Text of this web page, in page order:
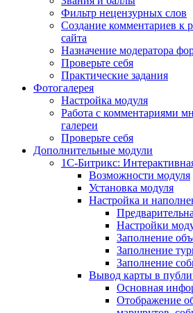
Фильтр нецензурных слов
Создание комментариев к
сайта
Назначение модератора
Проверьте себя
Практические задания
Фотогалерея
Настройка модуля
Работа с комментариями
галереи
Проверьте себя
Дополнительные модули
1С-Битрикс:
Возможности модуля
Установка модуля
Настройка и
Настройки
Заполнение
Заполнение
Заполнение
Вывод карты в
Основная
Отображение